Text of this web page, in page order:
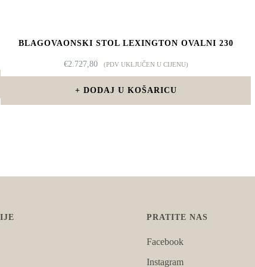
BLAGOVAONSKI STOL LEXINGTON OVALNI 230
€2.727,80 (PDV UKLJUČEN U CIJENU)
DODAJ U KOŠARICU
PRATITE NAS
Facebook
Instagram